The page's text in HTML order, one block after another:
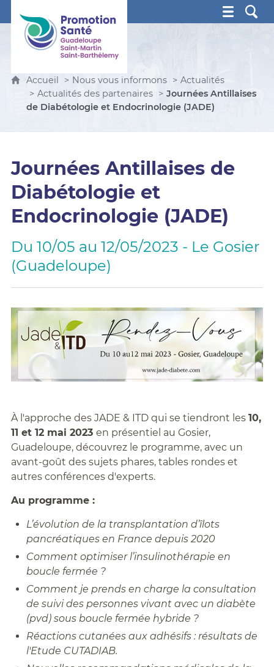
Promotion Santé Guadeloupe, Saint-Martin, Saint
Accueil Nous vous informons
Actualités
Actualités des partenaires
Journées Antillaises
de Diabétologie et Endocrinologie (JADE)
Journées Antillaises de
Diabétologie et
Endocrinologie (JADE)
Du 10/05 au 12/05/2023 - Le Gosier
(Guadeloupe)
À l'approche des JADE & ITD qui se tiendront les 10,
11 et 12 mai 2023 en présentiel au Gosier,
Guadeloupe, découvrez le programme, avec un
avant-goût des sujets phares, tables rondes et
autres conférences d'experts.
Au programme :
L’évolution de la transplantation d’îlots
pancréatiques en France depuis 2020
Comment optimiser l’insulinothérapie en
boucle fermée ?
Comment je prends en charge la consultation
de suivi des personnes vivant avec un diabète
(pvd) sous boucle fermée hybride ?
Réactions cutanées aux adhésifs : résultats de
l'Etude CUTADIAB.